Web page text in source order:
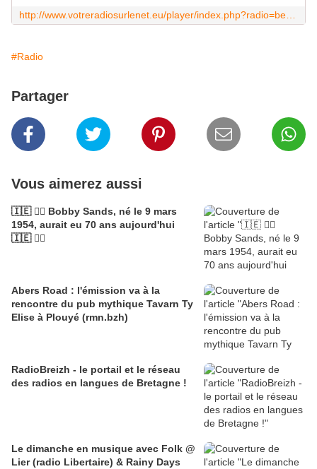
#Radio
Partager
Vous aimerez aussi
🇮🇪 ✊🏽 Bobby Sands, né le 9 mars
1954, aurait eu 70 ans aujourd'hui
🇮🇪 ✊🏽
Abers Road : l'émission va à la
rencontre du pub mythique Tavarn Ty
Elise à Plouyé (rmn.bzh)
RadioBreizh - le portail et le réseau
des radios en langues de Bretagne !
Le dimanche en musique avec Folk @
Lier (radio Libertaire) & Rainy Days